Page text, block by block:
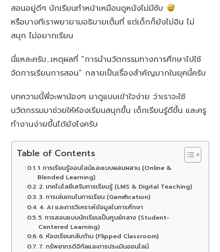
สอนอยู่ดีๆ นักเรียนทำหน้าเหมือนดูหนังไม่มีซับ
หรือบางทีเราพยายามอธิบายเต็มที่ แต่เด็กก็ยังไม่อิน ไม่
สนุก ไม่อยากเรียน
นี่แหละครับ…เหตุผลที่ “การนำนวัตกรรมทางการศึกษาไปใช้
จัดการเรียนการสอน” กลายเป็นเรื่องสำคัญมากในยุคนี้ครับ
บทความนี้พี่จะพาน้องๆ มาดูแบบเข้าใจง่าย ว่าเราจะใช้
นวัตกรรมมาช่วยให้ห้องเรียนสนุกขึ้น เด็กเรียนรู้ดีขึ้น และครู
ทำงานง่ายขึ้นได้ยังไงครับ
Table of Contents
1. การเรียนรู้ออนไลน์และแบบผสมผสาน (Online &
Blended Learning)
2. เทคโนโลยีเสริมการเรียนรู้ (LMS & Digital Teaching)
3. การเล่นเกมในการเรียน (Gamification)
4. AI และการวิเคราะห์ข้อมูลในการศึกษา
5. การสอนแบบนักเรียนเป็นศูนย์กลาง (Student-
Centered Learning)
6. ห้องเรียนกลับด้าน (Flipped Classroom)
7. ทรัพยากรดิจิทัลและการประเมินออนไลน์